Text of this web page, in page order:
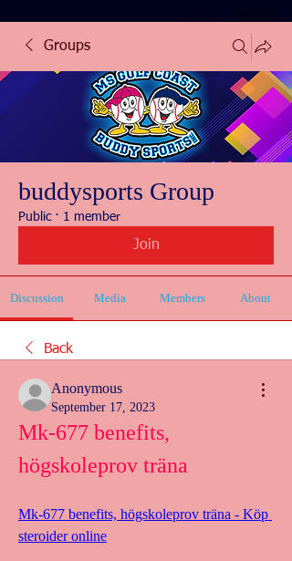
Groups
buddysports Group
Public · 1 member
Join
Discussion Media Members About
Back
Anonymous
September 17, 2023
Mk-677 benefits,
högskoleprov träna
Mk-677 benefits, högskoleprov träna - Köp
steroider online